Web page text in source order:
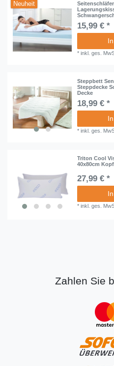
Neuheit
15,99 € *
*inkl. ges.
Steppbett
Steppdecke
Decke
18,99 € *
*inkl. ges.
Triton Cool
40x80cm
27,99 € *
*inkl. ges.
Zahlen Sie